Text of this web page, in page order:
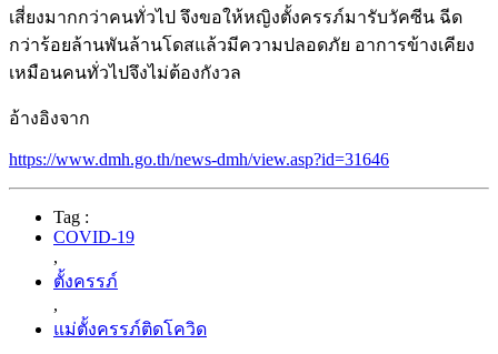
เสี่ยงมากกว่าคนทั่วไป จึงขอให้หญิงตั้งครรภ์มารับวัคซีน ฉีด
กว่าร้อยล้านพันล้านโดสแล้วมีความปลอดภัย อาการข้างเคียง
เหมือนคนทั่วไปจึงไม่ต้องกังวล
อ้างอิงจาก
https://www.dmh.go.th/news-dmh/view.asp?id=31646
Tag :
COVID-19
,
ตั้งครรภ์
,
แม่ตั้งครรภ์ติดโควิด